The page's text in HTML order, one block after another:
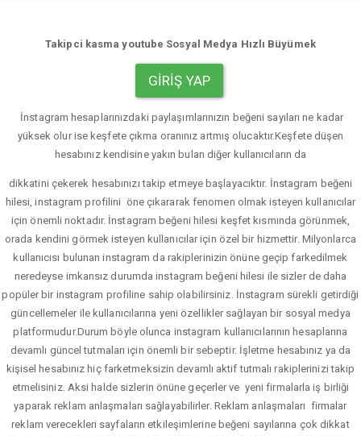
Takipci kasma youtube Sosyal Medya Hızlı Büyümek
GIRIŞ YAP
İnstagram hesaplarınızdaki paylaşımlarınızın beğeni sayıları ne kadar
yüksek olur ise keşfete çıkma oranınız artmış olucaktır.Keşfete düşen
hesabınız kendisine yakın bulan diğer kullanıcıların da
dikkatini çekerek hesabınızı takip etmeye başlayacıktır. İnstagram beğeni
hilesi, instagram profilini öne çıkararak fenomen olmak isteyen kullanıcılar
için önemli noktadır. İnstagram beğeni hilesi keşfet kısmında görünmek,
orada kendini görmek isteyen kullanıcılar için özel bir hizmettir. Milyonlarca
kullanıcısı bulunan instagram da rakiplerinizin önüne geçip farkedilmek
neredeyse imkansız durumda instagram beğeni hilesi ile sizler de daha
popüler bir instagram profiline sahip olabilirsiniz. İnstagram sürekli getirdiği
güncellemeler ile kullanıcılarına yeni özellikler sağlayan bir sosyal medya
platformudur.Durum böyle olunca instagram kullanıcılarının hesaplarına
devamlı güncel tutmaları için önemli bir sebeptir. İşletme hesabınız ya da
kişisel hesabınız hiç farketmeksizin devamlı aktif tutmalı rakiplerinizi takip
etmelisiniz. Aksi halde sizlerin önüne geçerler ve yeni firmalarla iş birliği
yaparak reklam anlaşmaları sağlayabilirler. Reklam anlaşmaları firmalar
reklam verecekleri sayfaların etkileşimlerine beğeni sayılarına çok dikkat